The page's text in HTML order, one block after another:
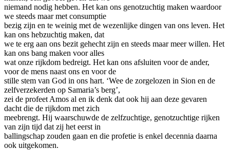
niemand nodig hebben. Het kan ons genotzuchtig maken waardoor
we steeds maar met consumptie
bezig zijn en te weinig met de wezenlijke dingen van ons leven. Het
kan ons hebzuchtig maken, dat
we te erg aan ons bezit gehecht zijn en steeds maar meer willen. Het
kan ons bang maken voor alles
wat onze rijkdom bedreigt. Het kan ons afsluiten voor de ander,
voor de mens naast ons en voor de
stille stem van God in ons hart. ‘Wee de zorgelozen in Sion en de
zelfverzekerden op Samaria’s berg’,
zei de profeet Amos al en ik denk dat ook hij aan deze gevaren
dacht die de rijkdom met zich
meebrengt. Hij waarschuwde de zelfzuchtige, genotzuchtige rijken
van zijn tijd dat zij het eerst in
ballingschap zouden gaan en die profetie is enkel decennia daarna
ook uitgekomen.